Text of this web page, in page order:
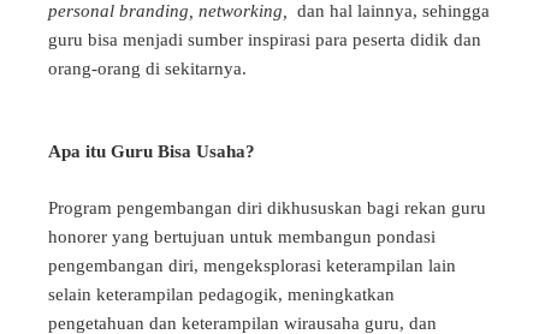
personal branding, networking, dan hal lainnya, sehingga
guru bisa menjadi sumber inspirasi para peserta didik dan
orang-orang di sekitarnya.
Apa itu Guru Bisa Usaha?
Program pengembangan diri dikhususkan bagi rekan guru
honorer yang bertujuan untuk membangun pondasi
pengembangan diri, mengeksplorasi keterampilan lain
selain keterampilan pedagogik, meningkatkan
pengetahuan dan keterampilan wirausaha guru, dan